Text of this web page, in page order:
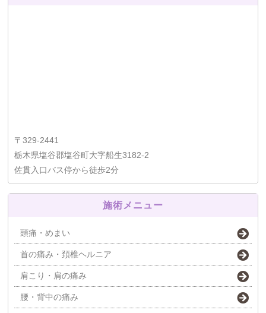
〒329-2441
栃木県塩谷郡塩谷町大字船生3182-2
佐貫入口バス停から徒歩2分
施術メニュー
頭痛・めまい
首の痛み・頚椎ヘルニア
肩こり・肩の痛み
腰・背中の痛み